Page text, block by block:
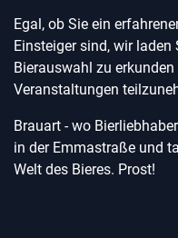
Egal, ob Sie ein
Einsteiger sind, wir
Bierauswahl zu
Veranstaltungen
Brauart - wo
in der Emmastraße und
Welt des Bieres. Prost!